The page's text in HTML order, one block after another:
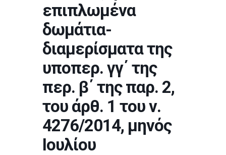
επιπλωμένα
δωμάτια-
διαμερίσματα της
υποπερ. γγ΄ της
περ. β΄ της παρ. 2,
του άρθ. 1 του ν.
4276/2014, μηνός
Ιουλίου